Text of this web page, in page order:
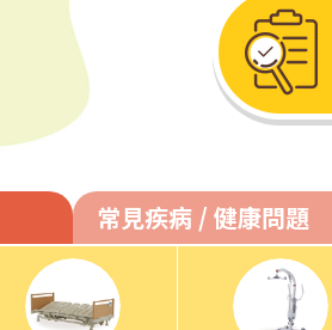
常見疾病 / 健康問題